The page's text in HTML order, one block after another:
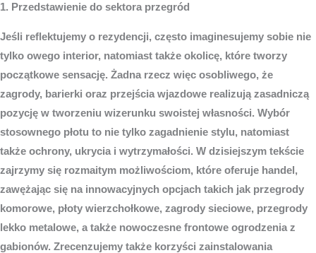
1. Przedstawienie do sektora przegród
Jeśli reflektujemy o rezydencji, często imaginesujemy sobie nie
tylko owego interior, natomiast także okolicę, które tworzy
początkowe sensację. Żadna rzecz więc osobliwego, że
zagrody, barierki oraz przejścia wjazdowe realizują zasadniczą
pozycję w tworzeniu wizerunku swoistej własności. Wybór
stosownego płotu to nie tylko zagadnienie stylu, natomiast
także ochrony, ukrycia i wytrzymałości. W dzisiejszym tekście
zajrzymy się rozmaitym możliwościom, które oferuje handel,
zawężając się na innowacyjnych opcjach takich jak przegrody
komorowe, płoty wierzchołkowe, zagrody sieciowe, przegrody
lekko metalowe, a także nowoczesne frontowe ogrodzenia z
gabionów. Zrecenzujemy także korzyści zainstalowania